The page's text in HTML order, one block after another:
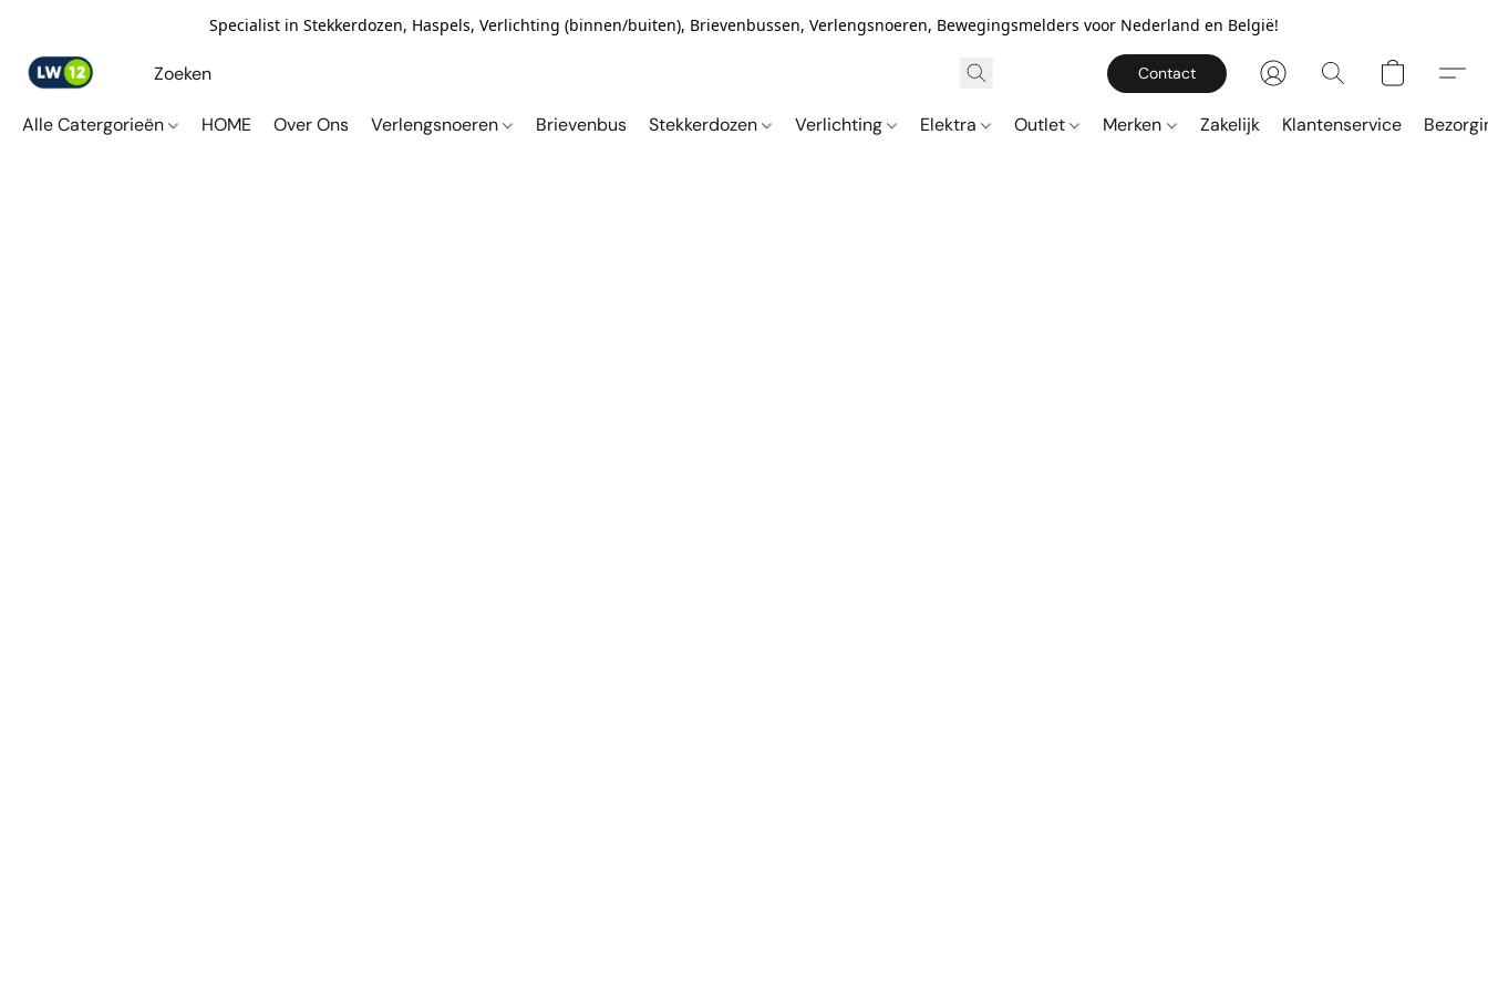
Specialist in Stekkerdozen, Haspels, Verlichting (binnen/buiten), Brievenbussen, Verlengsnoeren, Bewegingsmelders voor Nederland en België!
Contact
Alle Catergorieën HOME Over Ons Verlengsnoeren Brievenbus Stekkerdozen Verlichting Elektra Outlet Merken Zakelijk Klantenservice